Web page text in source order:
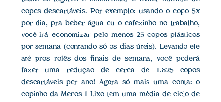
copos descartáveis. Por exemplo: usando o copo 5x
por dia, pra beber água ou o cafezinho no trabalho,
você irá economizar pelo menos 25 copos plásticos
por semana (contando só os dias úteis). Levando ele
até pros rolês dos finais de semana, você poderá
fazer uma redução de cerca de 1.825 copos
descartáveis por ano! Agora só mais uma conta: o
copinho da Menos 1 Lixo tem uma média de ciclo de